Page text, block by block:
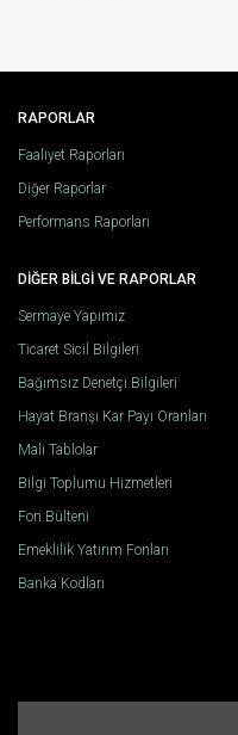
RAPORLAR
Faaliyet Raporları
Diğer Raporlar
Performans Raporları
DİĞER BİLGİ VE RAPORLAR
Sermaye Yapımız
Ticaret Sicil Bilgileri
Bağımsız Denetçi Bilgileri
Hayat Branşı Kar Payı Oranları
Mali Tablolar
Bilgi Toplumu Hizmetleri
Fon Bülteni
Emeklilik Yatırım Fonları
Banka Kodları